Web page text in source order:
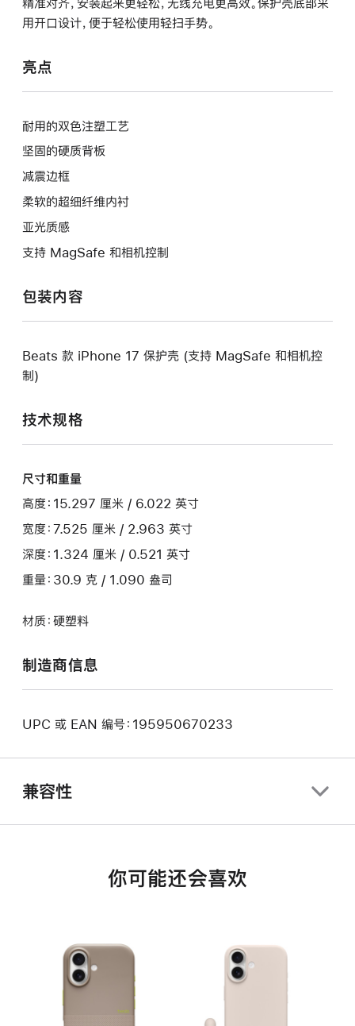
用开口设计，便于轻松使用轻扫手势。
亮点
耐用的双色注塑工艺
坚固的硬质背板
减震边框
柔软的超细纤维内衬
亚光质感
支持 MagSafe 和相机控制
包装内容
Beats 款 iPhone 17 保护壳 (支持 MagSafe 和相机控
制)
技术规格
尺寸和重量
高度：15.297 厘米 / 6.022 英寸
宽度：7.525 厘米 / 2.963 英寸
深度：1.324 厘米 / 0.521 英寸
重量：30.9 克 / 1.090 盎司
材质：硬塑料
制造商信息
UPC 或 EAN 编号：195950670233
兼容性
你可能还会喜欢